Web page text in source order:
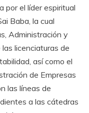
por el líder espiritual
Baba, la cual
Administración y
licenciaturas de
así como el
de Empresas
las líneas de
a las cátedras